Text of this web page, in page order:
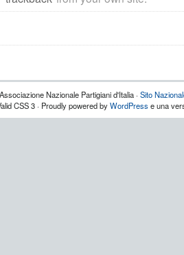
Nazionale Partigiani d'Italia · Sito
CSS 3 · Proudly powered byWordPress e una